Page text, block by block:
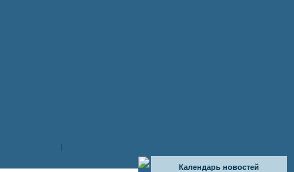
|
Календарь новостей